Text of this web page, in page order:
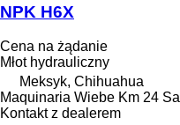
NPK H6X
Cena na żądanie
Młot hydrauliczny
Meksyk, Chihuahua
Maquinaria Wiebe Km 24 Sa
Kontakt z dealerem